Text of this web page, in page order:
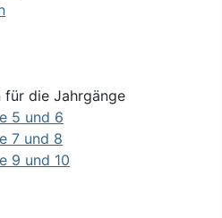
für die Jahrgänge
5 und 6
7 und 8
9 und 10